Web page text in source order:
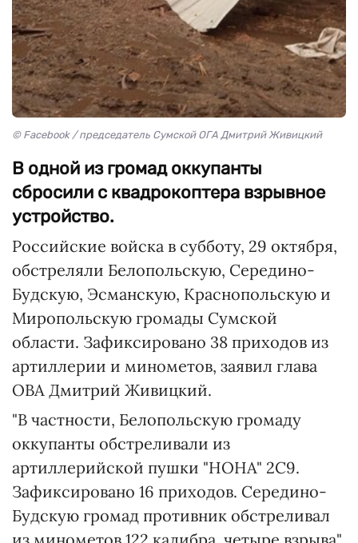
© Facebook / председатель Сумской ОГА Дмитрий Живицкий
В одной из громад оккупанты
сбросили с квадрокоптера взрывное
устройство.
Российские войска в субботу, 29 октября,
обстреляли Белопольскую, Середино-
Будскую, Эсманскую, Краснопольскую и
Миропольскую громады Сумской
области. Зафиксировано 38 приходов из
артиллерии и минометов, заявил глава
ОВА Дмитрий Живицкий.
"В частности, Белопольскую громаду
оккупанты обстреливали из
артиллерийской пушки "НОНА" 2С9.
Зафиксировано 16 приходов. Середино-
Будскую громад противник обстреливал